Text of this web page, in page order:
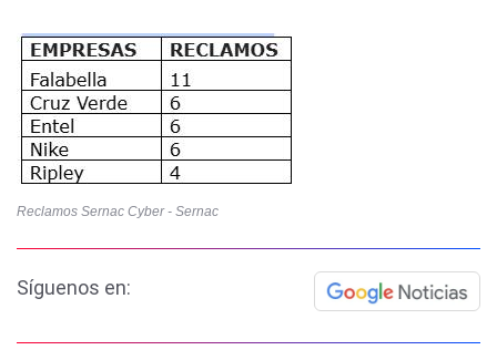
Reclamos Sernac Cyber - Sernac
Síguenos en: